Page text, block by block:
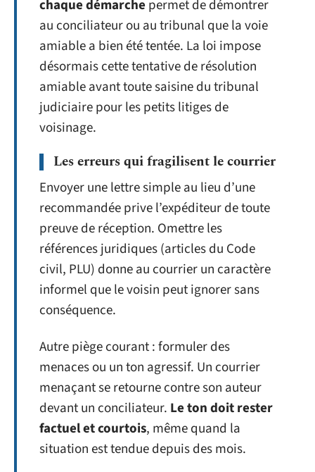
chaque démarche permet de démontrer
au conciliateur ou au tribunal que la voie
amiable a bien été tentée. La loi impose
désormais cette tentative de résolution
amiable avant toute saisine du tribunal
judiciaire pour les petits litiges de
voisinage.
Les erreurs qui fragilisent le courrier
Envoyer une lettre simple au lieu d’une
recommandée prive l’expéditeur de toute
preuve de réception. Omettre les
références juridiques (articles du Code
civil, PLU) donne au courrier un caractère
informel que le voisin peut ignorer sans
conséquence.
Autre piège courant : formuler des
menaces ou un ton agressif. Un courrier
menaçant se retourne contre son auteur
devant un conciliateur. Le ton doit rester
factuel et courtois, même quand la
situation est tendue depuis des mois.